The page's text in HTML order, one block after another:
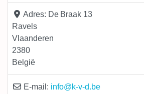
Adres: De Braak 13
Ravels
Vlaanderen
2380
België
E-mail: info@k-v-d.be